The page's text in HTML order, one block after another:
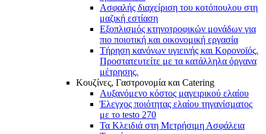
Ασφαλής διαχείριση του κοτόπουλου στη
μαζική εστίαση
Εξοπλισμός κτηνοτροφικών μονάδων για
πιο ποιοτική και οικονομική εργασία
Τήρηση κανόνων υγιεινής και Κορονοϊός.
Προστατευτείτε με τα κατάλληλα όργανα
μέτρησης.
Κουζίνες, Γαστρονομία και Catering
Αυξανόμενο κόστος μαγειρικού ελαίου
Έλεγχος ποιότητας ελαίου τηγανίσματος
με το testo 270
Τα Κλειδιά στη Μετρήσιμη Ασφάλεια